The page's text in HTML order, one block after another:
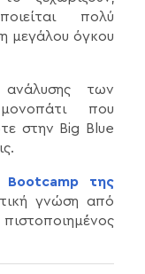
πολύ
μεγάλου όγκου
των
που
στην Big Blue
Bootcamp της
γνώση από